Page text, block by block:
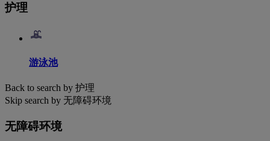
护理
游泳池
Back to search by 护理
Skip search by 无障碍环境
无障碍环境